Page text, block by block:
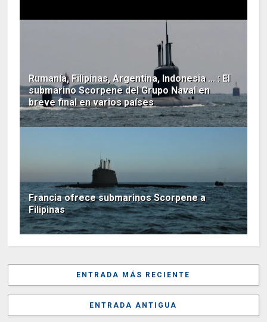
Rumanía, Filipinas, Argentina, Indonesia ... : El
submarino Scorpene del Grupo Naval en
breve final en varios países
Francia ofrece submarinos Scorpene a
Filipinas
ENTRADA MÁS RECIENTE
ENTRADA ANTIGUA